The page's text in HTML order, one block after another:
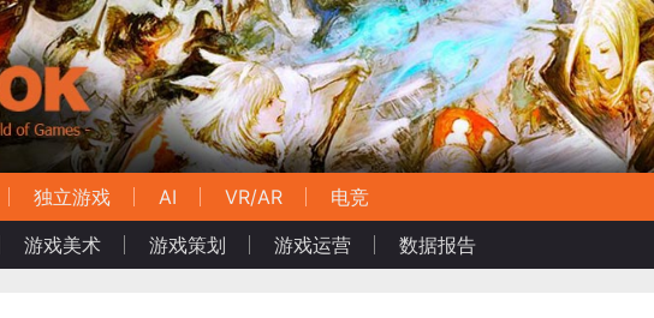
独立游戏 AI VR/AR
电竞
游戏美术 游戏策划 游戏运营 数据报告